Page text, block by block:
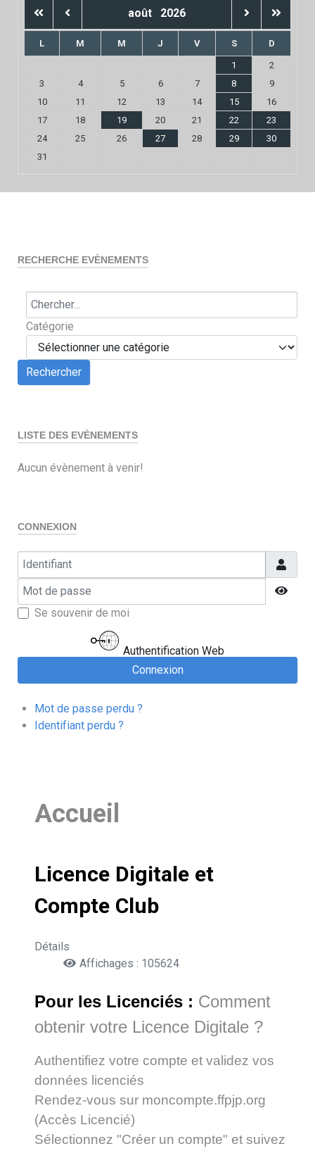
août 2026
L M M J V S D
1
2
3
4 5 6 7 8
9
10
11 12 13 14 15
16
17
18 19 20 21 22
23
24
25 26 27 28 29
30
31
RECHERCHE EVÈNEMENTS
Catégorie
LISTE DES EVÈNEMENTS
Aucun évènement à venir!
CONNEXION
Identifiant
Mot de passe
Se souvenir de moi
Authentification Web
Connexion
Mot de passe perdu ?
Identifiant perdu ?
Accueil
Licence Digitale et
Compte Club
Détails
Affichages : 105624
Pour les Licenciés : Comment
obtenir votre Licence Digitale ?
Authentifiez votre compte et validez vos
données licenciés
Rendez-vous sur moncompte.ffpjp.org
(Accès Licencié)
Sélectionnez "Créer un compte" et suivez